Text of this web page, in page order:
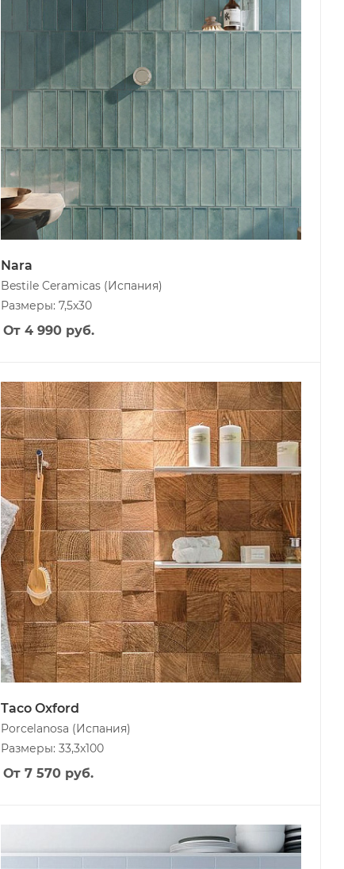
Nara
Bestile Ceramicas (Испания)
Размеры: 7,5x30
От 4 990 руб.
Taco Oxford
Porcelanosa (Испания)
Размеры: 33,3x100
От 7 570 руб.